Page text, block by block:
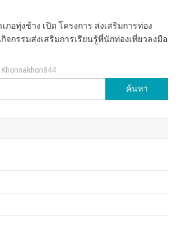
อทุ่งช้าง เปิด โครงการ ส่งเสริมการท่อง
จกรรมส่งเสริมการเรียนรู้ที่นักท่องเที่ยวลงมือ
Khonnakhon844
สำหรับ: